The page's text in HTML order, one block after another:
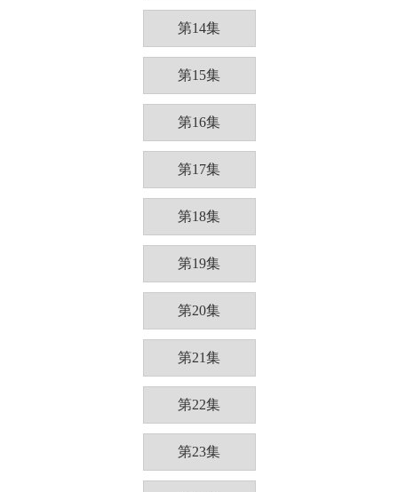
第14集
第15集
第16集
第17集
第18集
第19集
第20集
第21集
第22集
第23集